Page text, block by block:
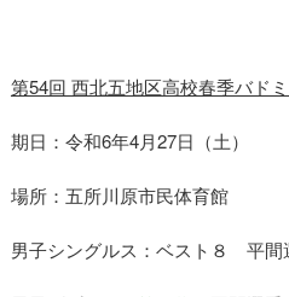
第54回 西北五地区高校春季バド
期日：令和6年4月27日（土）
場所：五所川原市民体育館
男子シングルス：ベスト８ 平間